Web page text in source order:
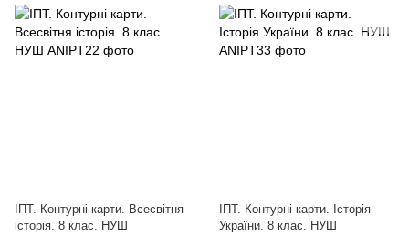
ІПТ. Контурні карти. Всесвітня
історія. 8 клас. НУШ
ІПТ. Контурні карти. Історія
України. 8 клас. НУШ